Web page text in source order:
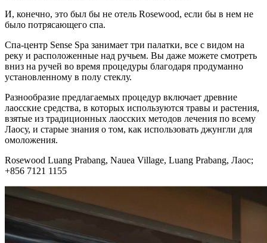
И, конечно, это был бы не отель Rosewood, если бы в нем не
было потрясающего спа.
Спа-центр Sense Spa занимает три палатки, все с видом на
реку и расположенные над ручьем. Вы даже можете смотреть
вниз на ручей во время процедуры благодаря продуманно
установленному в полу стеклу.
Разнообразие предлагаемых процедур включает древние
лаосские средства, в которых используются травы и растения,
взятые из традиционных лаосских методов лечения по всему
Лаосу, и старые знания о том, как использовать джунгли для
омоложения.
Rosewood Luang Prabang, Nauea Village, Luang Prabang, Лаос;
+856 7121 1155